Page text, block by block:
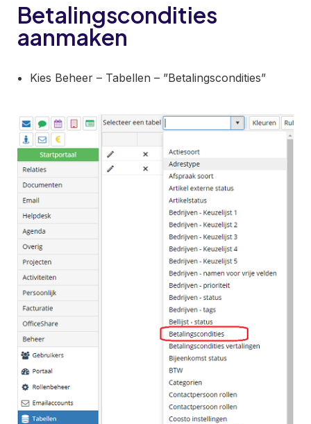
Betalingscondities
aanmaken
Kies Beheer – Tabellen – ”Betalingscondities”